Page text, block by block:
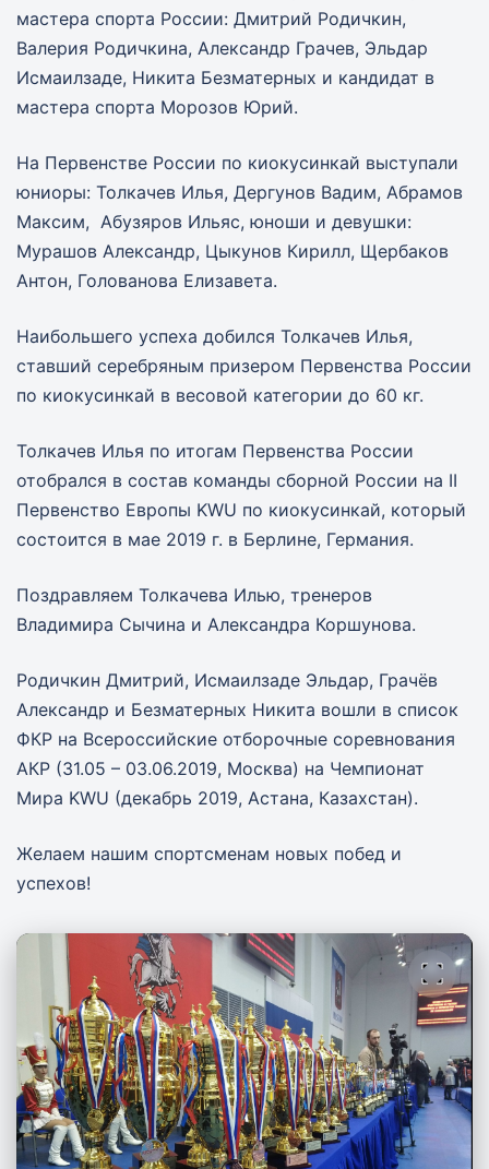
мастера спорта России: Дмитрий Родичкин,
Валерия Родичкина, Александр Грачев, Эльдар
Исмаилзаде, Никита Безматерных и кандидат в
мастера спорта Морозов Юрий.
На Первенстве России по киокусинкай выступали
юниоры: Толкачев Илья, Дергунов Вадим, Абрамов
Максим, Абузяров Ильяс, юноши и девушки:
Мурашов Александр, Цыкунов Кирилл, Щербаков
Антон, Голованова Елизавета.
Наибольшего успеха добился Толкачев Илья,
ставший серебряным призером Первенства России
по киокусинкай в весовой категории до 60 кг.
Толкачев Илья по итогам Первенства России
отобрался в состав команды сборной России на II
Первенство Европы KWU по киокусинкай, который
состоится в мае 2019 г. в Берлине, Германия.
Поздравляем Толкачева Илью, тренеров
Владимира Сычина и Александра Коршунова.
Родичкин Дмитрий, Исмаилзаде Эльдар, Грачёв
Александр и Безматерных Никита вошли в список
ФКР на Всероссийские отборочные соревнования
АКР (31.05 – 03.06.2019, Москва) на Чемпионат
Мира KWU (декабрь 2019, Астана, Казахстан).
Желаем нашим спортсменам новых побед и
успехов!